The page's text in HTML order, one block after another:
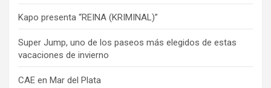
Kapo presenta “REINA (KRIMINAL)”
Super Jump, uno de los paseos más elegidos de estas
vacaciones de invierno
CAE en Mar del Plata